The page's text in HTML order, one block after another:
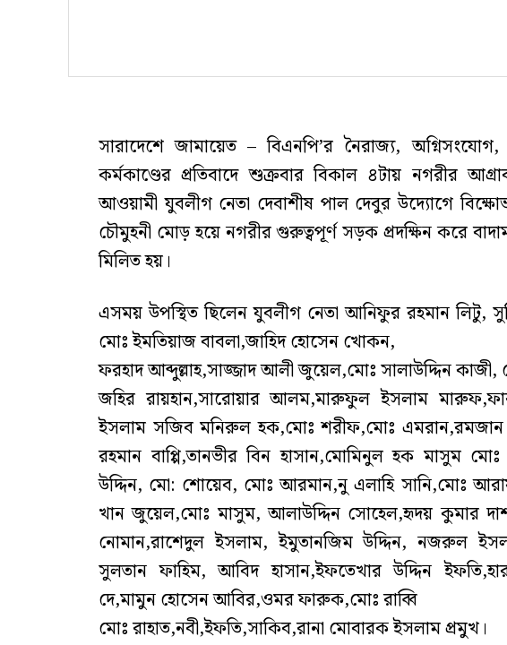
সারাদেশে জামায়েত – বিএনপি’র নৈরাজ্য,
কর্মকাণ্ডের প্রতিবাদে শুক্রবার বিকাল ৪টায় নগরীর
আওয়ামী যুবলীগ নেতা দেবাশীষ পাল দেবুর উদ্যোগে
চৌমুহনী মোড় হয়ে নগরীর গুরুত্বপূর্ণ সড়ক প্রদক্ষিন করে
মিলিত হয়।
এসময় উপস্থিত ছিলেন যুবলীগ নেতা আনিফুর রহমান লিটু,
মোঃ ইমতিয়াজ বাবলা,জাহিদ হোসেন খোকন,
ফরহাদ আব্দুল্লাহ,সাজ্জাদ আলী জুয়েল,মোঃ সালাউদ্দিন
জহির রায়হান,সারোয়ার আলম,মারুফুল ইসলাম
ইসলাম সজিব মনিরুল হক,মোঃ শরীফ,মোঃ
রহমান বাপ্পি,তানভীর বিন হাসান,মোমিনুল হক মাসুম
উদ্দিন, মো: শোয়েব, মোঃ আরমান,নু এলাহি সানি,মোঃ
খান জুয়েল,মোঃ মাসুম, আলাউদ্দিন সোহেল,হৃদয় কুমার
নোমান,রাশেদুল ইসলাম, ইমুতানজিম উদ্দিন, নজরুল
সুলতান ফাহিম, আবিদ হাসান,ইফতেখার উদ্দিন
দে,মামুন হোসেন আবির,ওমর ফারুক,মোঃ রাব্বি
মোঃ রাহাত,নবী,ইফতি,সাকিব,রানা মোবারক ইসলাম প্রমুখ।